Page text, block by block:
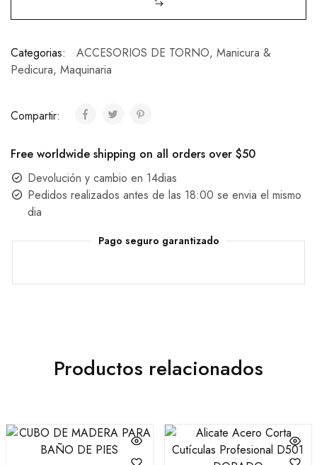
Categorias: ACCESORIOS DE TORNO, Manicura &
Pedicura, Maquinaria
Compartir:
Free worldwide shipping on all orders over $50
Devolución y cambio en 14dias
Pedidos realizados antes de las 18:00 se envia el mismo
dia
Pago seguro garantizado
Productos relacionados